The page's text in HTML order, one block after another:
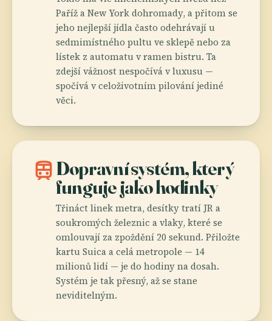
Paříž a New York dohromady, a přitom se
jeho nejlepší jídla často odehrávají u
sedmimístného pultu ve sklepě nebo za
lístek z automatu v ramen bistru. Ta
zdejší vážnost nespočívá v luxusu —
spočívá v celoživotním pilování jediné
věci.
trainDopravní systém, který
funguje jako hodinky
Třináct linek metra, desítky tratí JR a
soukromých železnic a vlaky, které se
omlouvají za zpoždění 20 sekund. Přiložte
kartu Suica a celá metropole — 14
milionů lidí — je do hodiny na dosah.
Systém je tak přesný, až se stane
neviditelným.